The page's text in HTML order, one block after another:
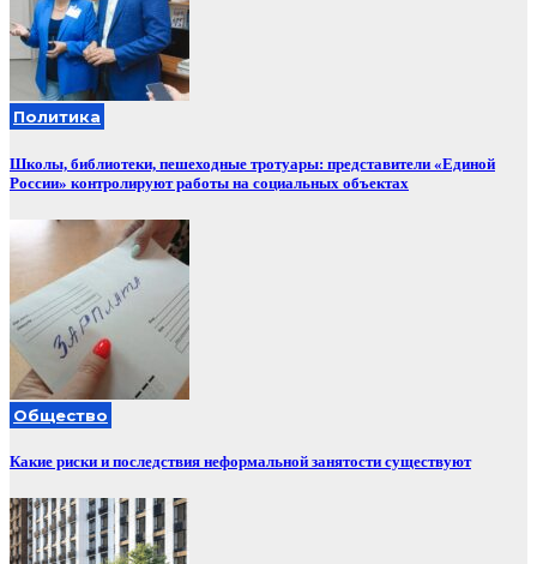
Политика
Школы, библиотеки, пешеходные тротуары: представители «Единой
России» контролируют работы на социальных объектах
Общество
Какие риски и последствия неформальной занятости существуют